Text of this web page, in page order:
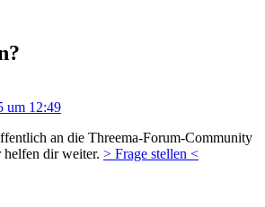
um 12:49
an die Threema-Forum-Community
dir weiter. > Frage stellen <